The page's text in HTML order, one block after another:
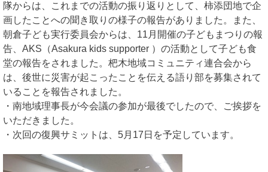
隊からは、これまでの活動の振り返りとして、柿添団地で企
画したことへの聞き取りの様子の報告がありました。また、
朝倉子ども実行委員会からは、11月開催の子どもまつりの報
告、AKS（Asakura kids supporter ）の活動として子ども食
堂の報告をされました。杷木地域コミュニティ連合会から
は、後世に災害が起こったことを伝える語り部を募集されて
いることを報告されました。
・南地域理事長が今会議の参加が最後でしたので、ご挨拶を
いただきました。
・次回の復興サミットは、5月17日を予定しています。